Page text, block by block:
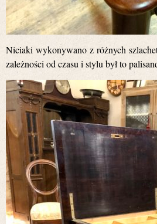
Niciaki wykonywano z różnych
zależności od czasu i stylu był to